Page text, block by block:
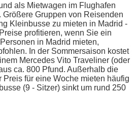
als Mietwagen im Flughafen
Größere Gruppen von Reisenden
Kleinbusse zu mieten in Madrid -
profitieren, wenn Sie ein
in Madrid mieten,
In der Sommersaison kostet
Mercedes Vito Traveliner (oder
ca. 800 Pfund. Außerhalb die
für eine Woche mieten häufig
(9 - Sitzer) sinkt um rund 250